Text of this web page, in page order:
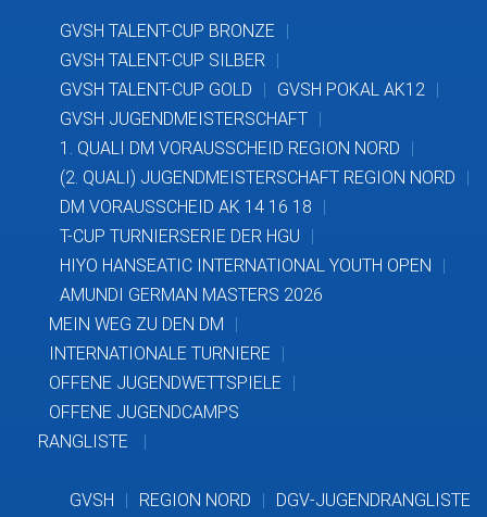
GVSH TALENT-CUP BRONZE
GVSH TALENT-CUP SILBER
GVSH TALENT-CUP GOLD
GVSH POKAL AK12
GVSH JUGENDMEISTERSCHAFT
1. QUALI DM VORAUSSCHEID REGION NORD
(2. QUALI) JUGENDMEISTERSCHAFT REGION NORD
DM VORAUSSCHEID AK 14 16 18
T-CUP TURNIERSERIE DER HGU
HIYO HANSEATIC INTERNATIONAL YOUTH OPEN
AMUNDI GERMAN MASTERS 2026
MEIN WEG ZU DEN DM
INTERNATIONALE TURNIERE
OFFENE JUGENDWETTSPIELE
OFFENE JUGENDCAMPS
RANGLISTE
GVSH REGION NORD
DGV-JUGENDRANGLISTE